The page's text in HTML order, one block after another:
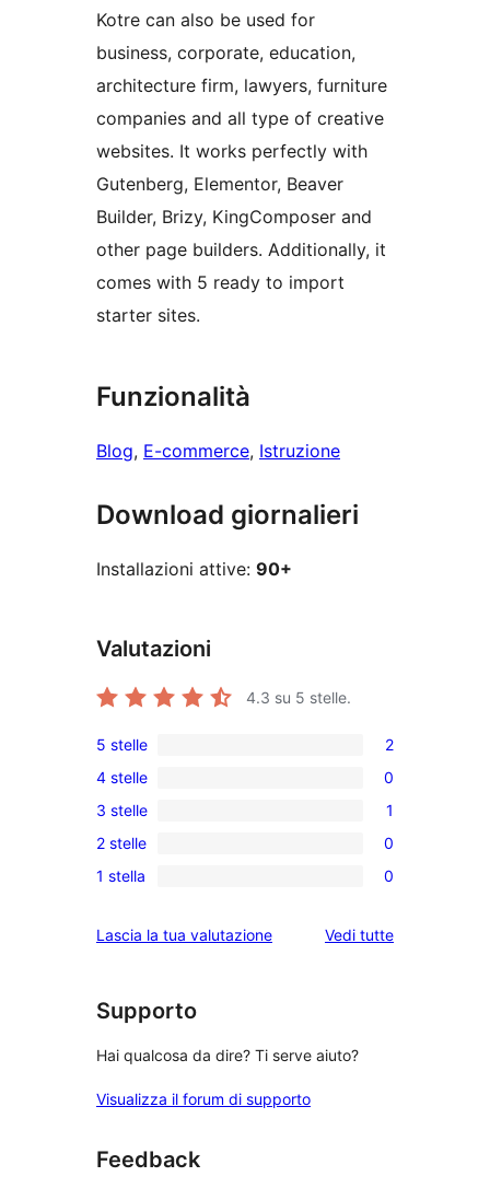
Kotre can also be used for
business, corporate, education,
architecture firm, lawyers, furniture
companies and all type of creative
websites. It works perfectly with
Gutenberg, Elementor, Beaver
Builder, Brizy, KingComposer and
other page builders. Additionally, it
comes with 5 ready to import
starter sites.
Funzionalità
Blog, E-commerce, Istruzione
Download giornalieri
Installazioni attive: 90+
Valutazioni
4.3 su 5 stelle.
2
recensioni
a
5-
stelle
5 stelle 2
0
recensioni
a
4-
4 stelle 0
1
3-
recensioni
stelle
3 stelle 1
0
recensioni
2-
2 stelle 0
0
a
stelle
1 stella 0
Lascia la tua valutazione Vedi tuttele
Supporto
Hai qualcosa da dire? Ti serve aiuto?
Visualizza il forum di supporto
Feedback